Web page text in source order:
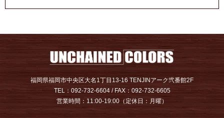
福岡県福岡市中央区大名1丁目13-16 TENJINアーク弐番館2F
TEL：092-732-6604 / FAX：092-732-6605
営業時間：11:00-19:00（定休日：月曜）